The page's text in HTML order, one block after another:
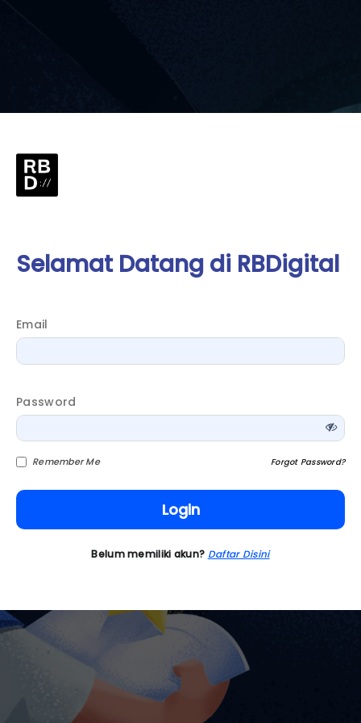
Selamat Datang di RBDigital
Email
Password
Remember Me Forgot Password?
Login
Belum memiliki akun? Daftar Disini